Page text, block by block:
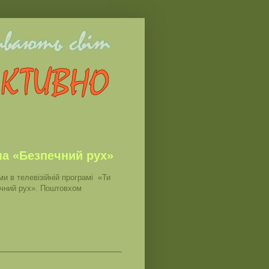
«Безпечний рух»
в телевізійній програмі «Ти
рух». Поштовхом